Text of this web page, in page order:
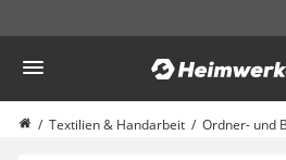
Haushalt & Freizeit
Diascanner
Walkie-Talkie Kinder
Textilien & Handarbeit